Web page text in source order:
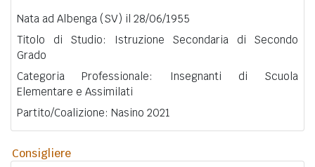
Nata ad Albenga (SV) il 28/06/1955
Titolo di Studio: Istruzione Secondaria di Secondo
Grado
Categoria Professionale: Insegnanti di Scuola
Elementare e Assimilati
Partito/Coalizione: Nasino 2021
Consigliere